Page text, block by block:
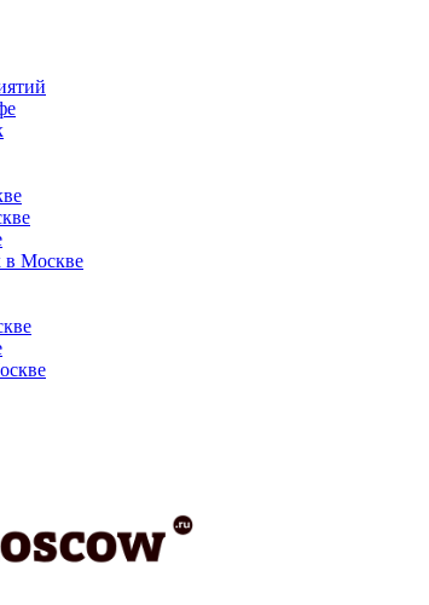
в Москве